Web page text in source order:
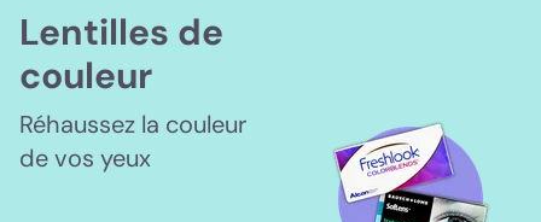
Lentilles de
couleur
Réhaussez la couleur
de vos yeux